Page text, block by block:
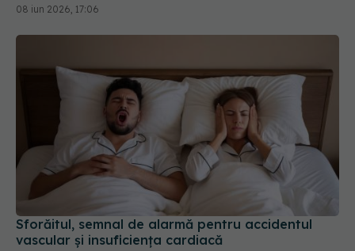
08 iun 2026, 17:06
Sforăitul, semnal de alarmă pentru accidentul
vascular și insuficiența cardiacă